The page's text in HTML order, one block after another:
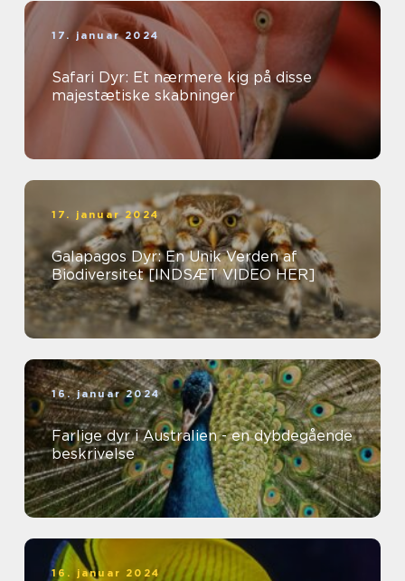
17. januar 2024
Safari Dyr: Et nærmere kig på disse
majestætiske skabninger
17. januar 2024
Galapagos Dyr: En Unik Verden af
Biodiversitet [INDSÆT VIDEO HER]
16. januar 2024
Farlige dyr i Australien - en dybdegående
beskrivelse
16. januar 2024